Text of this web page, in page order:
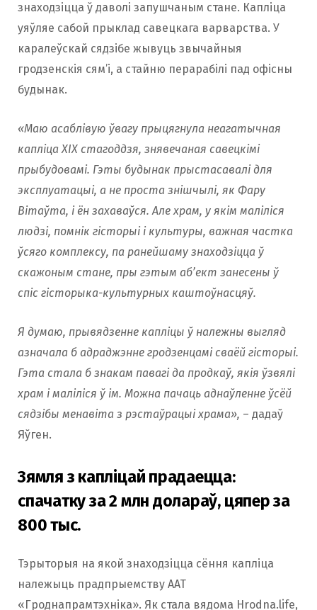
знаходзіцца ў даволі запушчаным стане. Капліца
уяўляе сабой прыклад савецкага варварства. У
каралеўскай сядзібе жывуць звычайныя
гродзенскія сям’і, а стайню перарабілі пад офісны
будынак.
«Маю асаблівую ўвагу прыцягнула неагатычная
капліца XIX стагоддзя, знявечаная савецкімі
прыбудовамі. Гэты будынак прыстасавалі для
эксплуатацыі, а не проста знішчылі, як Фару
Вітаўта, і ён захаваўся. Але храм, у якім маліліся
людзі, помнік гісторыі і культуры, важная частка
ўсяго комплексу, па ранейшаму знаходзіцца ў
скажоным стане, пры гэтым аб’ект занесены ў
спіс гісторыка-культурных каштоўнасцяў.
Я думаю, прывядзенне капліцы ў належны выгляд
азначала б адраджэнне гродзенцамі сваёй гісторыі.
Гэта стала б знакам павагі да продкаў, якія ўзвялі
храм і маліліся ў ім. Можна пачаць аднаўленне ўсёй
сядзібы менавіта з рэстаўрацыі храма», – дадаў
Яўген.
Зямля з капліцай прадаецца:
спачатку за 2 млн долараў, цяпер за
800 тыс.
Тэрыторыя на якой знаходзіцца сёння капліца
належыць прадпрыемству ААТ
«Гроднапрамтэхніка». Як стала вядома Hrodna.life,